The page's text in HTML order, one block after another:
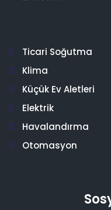
Ticari Soğutma
Klima
Küçük Ev Aletleri
Elektrik
Havalandırma
Otomasyon